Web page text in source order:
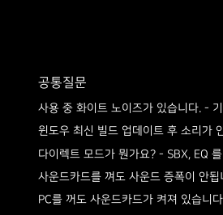
공통질문
사용 중 화이트 노이즈가 있습니다. -
윈도우 최신 빌드 업데이트 후 소리가
다이렉트 모드가 뭔가요? - SBX, EQ
사운드카드를 껴도 사운드 증폭이 안됩
PC를 꺼도 사운드카드가 켜져 있습니